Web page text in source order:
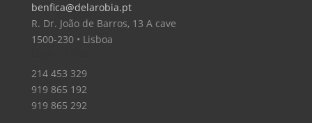
benfica@delarobia.pt
R. Dr. João de Barros, 13 A cave
1500-230 • Lisboa
214 453 329
919 865 192
919 865 292